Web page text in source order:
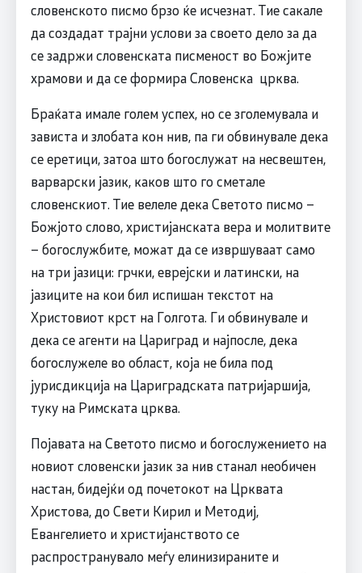
словенското писмо брзо ќе исчезнат. Тие сакале
да создадат трајни услови за своето дело за да
се задржи словенската писменост во Божјите
храмови и да се формира Словенска црква.
Браќата имале голем успех, но се зголемувала и
зависта и злобата кон нив, па ги обвинувале дека
се еретици, затоа што богослужат на несвештен,
варварски јазик, каков што го сметале
словенскиот. Тие велеле дека Светото писмо –
Божјото слово, христијанската вера и молитвите
– богослужбите, можат да се извршуваат само
на три јазици: грчки, еврејски и латински, на
јазиците на кои бил испишан текстот на
Христовиот крст на Голгота. Ги обвинувале и
дека се агенти на Цариград и најпосле, дека
богослужеле во област, која не била под
јурисдикција на Цариградската патријаршија,
туку на Римската црква.
Појавата на Светото писмо и богослужението на
новиот словенски јазик за нив станал необичен
настан, бидејќи од почетокот на Црквата
Христова, до Свети Кирил и Методиј,
Евангелието и христијанството се
распространувало меѓу елинизираните и